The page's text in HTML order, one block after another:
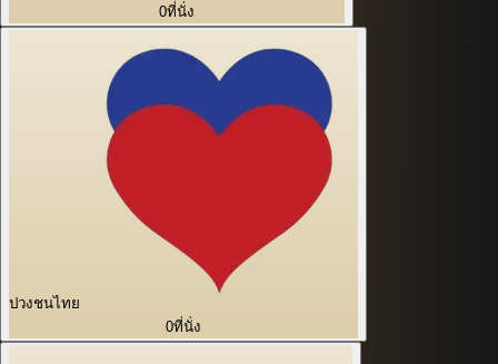
0ที่นั่ง
ปวงชนไทย
0ที่นั่ง